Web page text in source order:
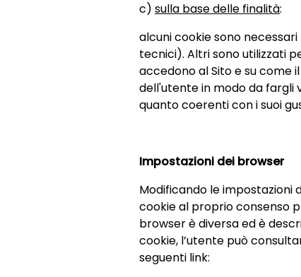
c) sulla base delle finalità:
alcuni cookie sono
tecnici). Altri sono utilizzati
accedono al Sito e su come
dell'utente in modo da fargli
quanto coerenti con i suoi
Impostazioni dei browser
Modificando le impostazioni
cookie al proprio consenso
browser è diversa ed è
cookie, l’utente può
seguenti link: